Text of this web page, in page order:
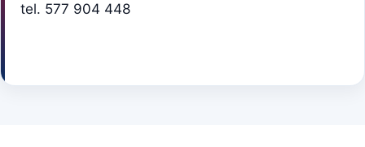
tel. 577 904 448